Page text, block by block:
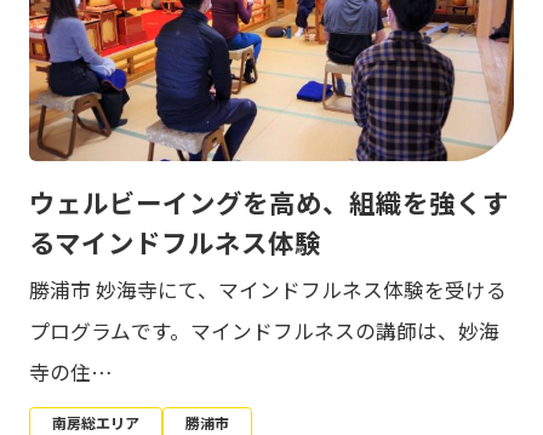
ウェルビーイングを高め、組織を強くす
るマインドフルネス体験
勝浦市 妙海寺にて、マインドフルネス体験を受ける
プログラムです。マインドフルネスの講師は、妙海
寺の住…
南房総エリア
勝浦市